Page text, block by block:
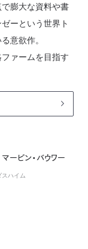
膨大な資料や書
ーという世界ト
意欲作。
ァームを目指す
ービン・バウワー
スハイム